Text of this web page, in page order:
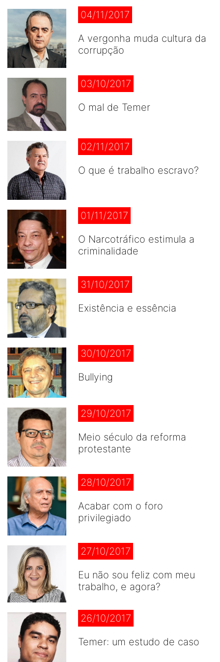
04/11/2017
A vergonha muda cultura da
corrupção
03/10/2017
O mal de Temer
02/11/2017
O que é trabalho escravo?
01/11/2017
O Narcotráfico estimula a
criminalidade
31/10/2017
Existência e essência
30/10/2017
Bullying
29/10/2017
Meio século da reforma
protestante
28/10/2017
Acabar com o foro
privilegiado
27/10/2017
Eu não sou feliz com meu
trabalho, e agora?
26/10/2017
Temer: um estudo de caso